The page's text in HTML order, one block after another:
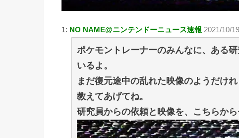
1: NO NAME@ニンテンドーニュース速報 2021/10/
ポケモントレーナーのみんなに、ある
いるよ。
まだ復元途中の乱れた映像のようだけ
教えてあげてね。
研究員からの依頼と映像を、こちらから